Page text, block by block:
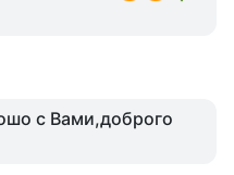
с Вами,доброго